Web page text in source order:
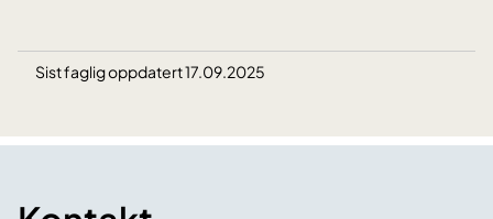
Sist faglig oppdatert 17.09.2025